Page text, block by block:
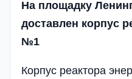
На площадку
доставлен корпус
№1
Корпус реактора